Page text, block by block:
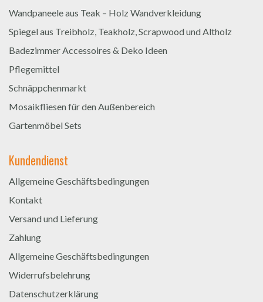
Wandpaneele aus Teak – Holz Wandverkleidung
Spiegel aus Treibholz, Teakholz, Scrapwood und Altholz
Badezimmer Accessoires & Deko Ideen
Pflegemittel
Schnäppchenmarkt
Mosaikfliesen für den Außenbereich
Gartenmöbel Sets
Kundendienst
Allgemeine Geschäftsbedingungen
Kontakt
Versand und Lieferung
Zahlung
Allgemeine Geschäftsbedingungen
Widerrufsbelehrung
Datenschutzerklärung